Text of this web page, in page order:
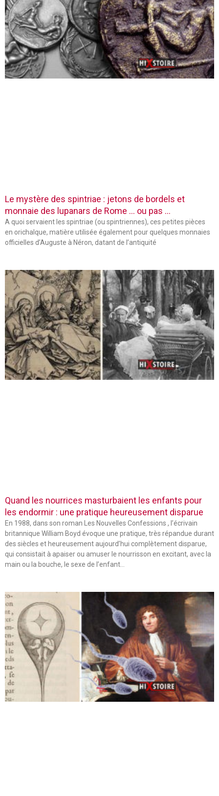
Le mystère des spintriae : jetons de bordels et
monnaie des lupanars de Rome … ou pas …
A quoi servaient les spintriae (ou spintriennes), ces petites pièces
en orichalque, matière utilisée également pour quelques monnaies
officielles d’Auguste à Néron, datant de l’antiquité
Quand les nourrices masturbaient les enfants pour
les endormir : une pratique heureusement disparue
En 1988, dans son roman Les Nouvelles Confessions , l’écrivain
britannique William Boyd évoque une pratique, très répandue durant
des siècles et heureusement aujourd’hui complètement disparue,
qui consistait à apaiser ou amuser le nourrisson en excitant, avec la
main ou la bouche, le sexe de l’enfant…